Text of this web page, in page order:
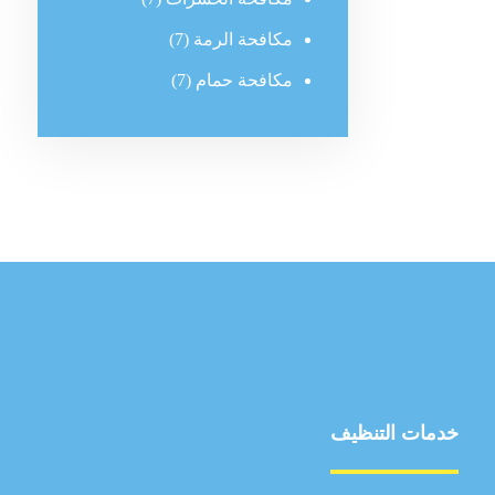
مكافحة الرمة (7)
مكافحة حمام (7)
خدمات التنظيف